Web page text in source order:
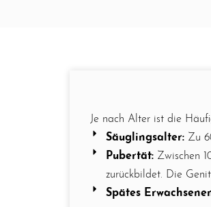
Je nach Alter ist die
Säuglingsalter:Zu
Pubertät:Zwischen
zurückbildet. Die
Spätes